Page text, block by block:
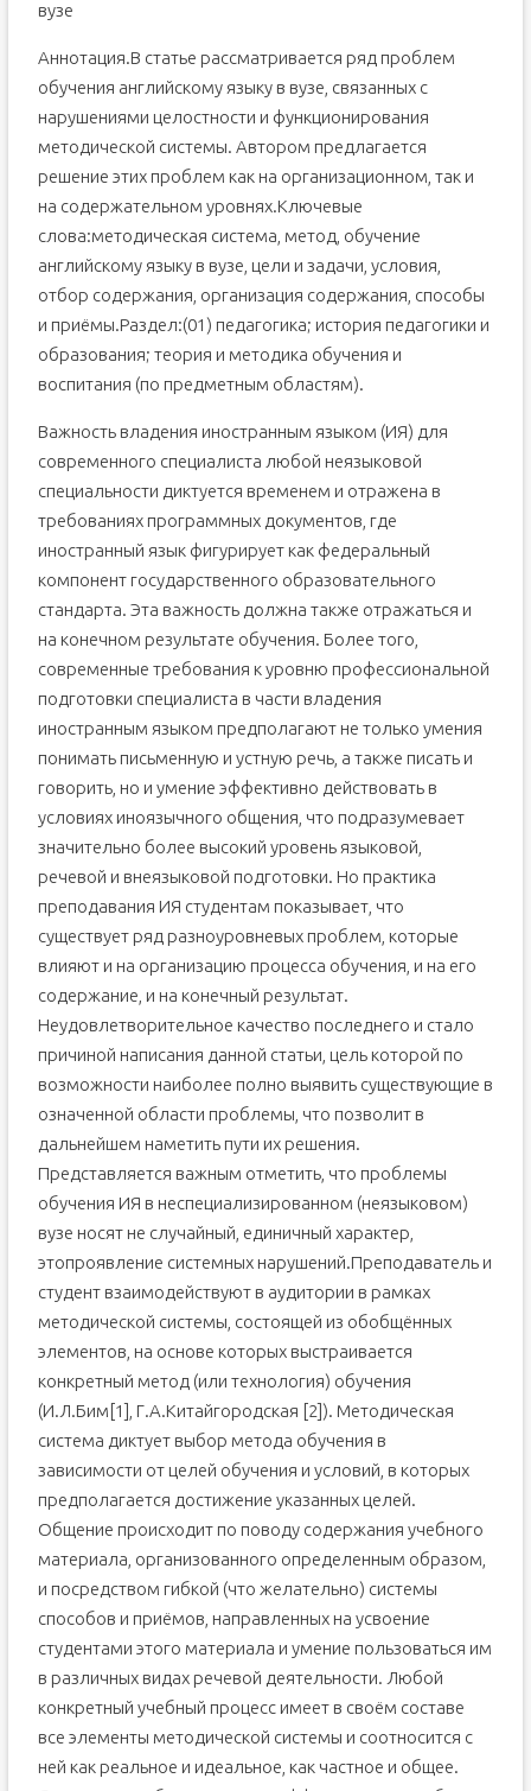
вузе
Аннотация.В статье рассматривается ряд проблем
обучения английскому языку в вузе, связанных с
нарушениями целостности и функционирования
методической системы. Автором предлагается
решение этих проблем как на организационном, так и
на содержательном уровнях.Ключевые
слова:методическая система, метод, обучение
английскому языку в вузе, цели и задачи, условия,
отбор содержания, организация содержания, способы
и приёмы.Раздел:(01) педагогика; история педагогики и
образования; теория и методика обучения и
воспитания (по предметным областям).
Важность владения иностранным языком (ИЯ) для
современного специалиста любой неязыковой
специальности диктуется временем и отражена в
требованиях программных документов, где
иностранный язык фигурирует как федеральный
компонент государственного образовательного
стандарта. Эта важность должна также отражаться и
на конечном результате обучения. Более того,
современные требования к уровню профессиональной
подготовки специалиста в части владения
иностранным языком предполагают не только умения
понимать письменную и устную речь, а также писать и
говорить, но и умение эффективно действовать в
условиях иноязычного общения, что подразумевает
значительно более высокий уровень языковой,
речевой и внеязыковой подготовки. Но практика
преподавания ИЯ студентам показывает, что
существует ряд разноуровневых проблем, которые
влияют и на организацию процесса обучения, и на его
содержание, и на конечный результат.
Неудовлетворительное качество последнего и стало
причиной написания данной статьи, цель которой по
возможности наиболее полно выявить существующие в
означенной области проблемы, что позволит в
дальнейшем наметить пути их решения.
Представляется важным отметить, что проблемы
обучения ИЯ в неспециализированном (неязыковом)
вузе носят не случайный, единичный характер,
этопроявление системных нарушений.Преподаватель и
студент взаимодействуют в аудитории в рамках
методической системы, состоящей из обобщённых
элементов, на основе которых выстраивается
конкретный метод (или технология) обучения
(И.Л.Бим[1], Г.А.Китайгородская [2]). Методическая
система диктует выбор метода обучения в
зависимости от целей обучения и условий, в которых
предполагается достижение указанных целей.
Общение происходит по поводу содержания учебного
материала, организованного определенным образом,
и посредством гибкой (что желательно) системы
способов и приёмов, направленных на усвоение
студентами этого материала и умение пользоваться им
в различных видах речевой деятельности. Любой
конкретный учебный процесс имеет в своём составе
все элементы методической системы и соотносится с
ней как реальное и идеальное, как частное и общее.